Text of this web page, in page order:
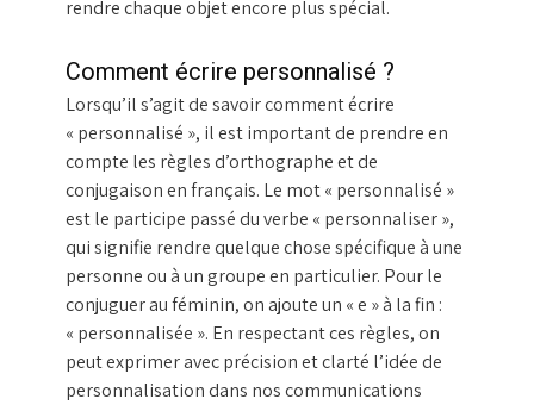
rendre chaque objet encore plus spécial.
Comment écrire personnalisé ?
Lorsqu’il s’agit de savoir comment écrire
« personnalisé », il est important de prendre en
compte les règles d’orthographe et de
conjugaison en français. Le mot « personnalisé »
est le participe passé du verbe « personnaliser »,
qui signifie rendre quelque chose spécifique à une
personne ou à un groupe en particulier. Pour le
conjuguer au féminin, on ajoute un « e » à la fin :
« personnalisée ». En respectant ces règles, on
peut exprimer avec précision et clarté l’idée de
personnalisation dans nos communications